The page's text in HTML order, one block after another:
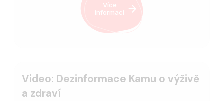
Více
informací
Video: Dezinformace Kamu o výživě
a zdraví